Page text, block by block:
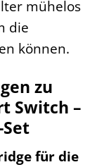
mühelos
die
können.
zu
Switch –
für die